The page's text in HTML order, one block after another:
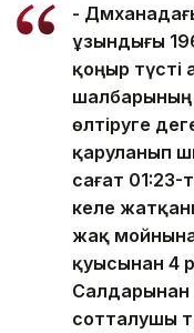
-
ұзындығы
қоңыр түсті
өлтіруге
қаруланып
сағат 01:23-
келе
жақ
қуысынан 4
Салдарынан
сотталушы